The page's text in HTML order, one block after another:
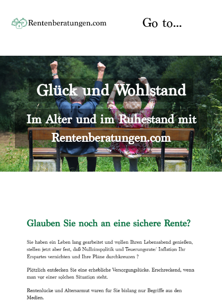
content
Go to...
Startseite
Rente
Rentenberater
Rentenversicherung
Versicherungsberatung
Über uns
Kontakt
Glück und Wohlstand
Im Alter und im Ruhestand mit
Rentenberatungen.com